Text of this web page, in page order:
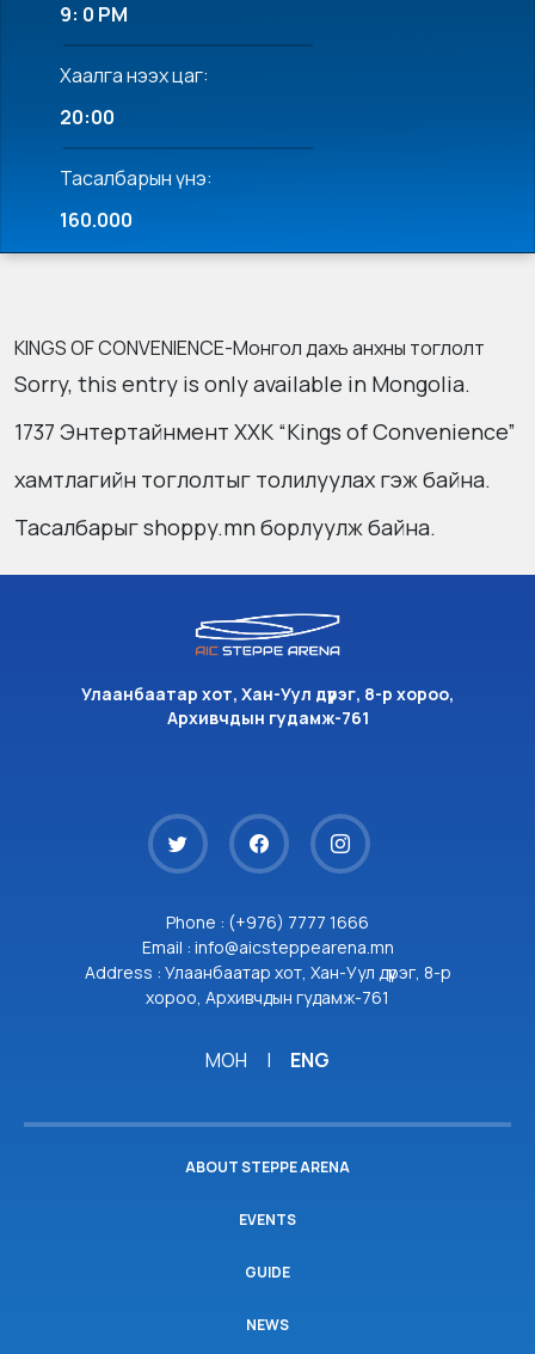
9: 0 PM
Хаалга нээх цаг:
20:00
Тасалбарын үнэ:
160.000
KINGS OF CONVENIENCE-Монгол дахь анхны тоглолт
Sorry, this entry is only available in Mongolia.
1737 Энтертайнмент ХХК “Kings of Convenience”
хамтлагийн тоглолтыг толилуулах гэж байна.
Тасалбарыгshoppy.mnборлуулж байна.
Улаанбаатар хот, Хан-Уул дүүрэг, 8-р хороо,
Архивчдын гудамж-761
Phone : (+976) 7777 1666
Email : info@aicsteppearena.mn
Address : Улаанбаатар хот, Хан-Уул дүүрэг, 8-р
хороо, Архивчдын гудамж-761
МОН | ENG
ABOUT STEPPE ARENA
EVENTS
GUIDE
NEWS